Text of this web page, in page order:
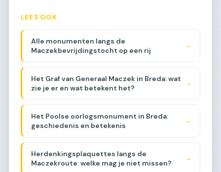
LEES OOK
Alle monumenten langs de
Maczekbevrijdingstocht op een rij
→
Het Graf van Generaal Maczek in Breda: wat
zie je er en wat betekent het?
→
Het Poolse oorlogsmonument in Breda:
geschiedenis en betekenis
→
Herdenkingsplaquettes langs de
Maczekroute: welke mag je niet missen?
→